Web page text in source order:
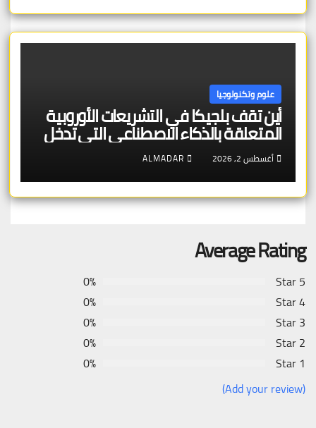
علوم وتكنولوجيا
أين تقف بلجيكا في التشريعات الأوروبية
المتعلقة بالذكاء الاصطناعي التي تدخل
حيز التنفيذ
أغسطس 2, 2026 ALMADAR
Average Rating
5 Star
0%
4 Star
0%
3 Star
0%
2 Star
0%
1 Star
0%
(Add your review)